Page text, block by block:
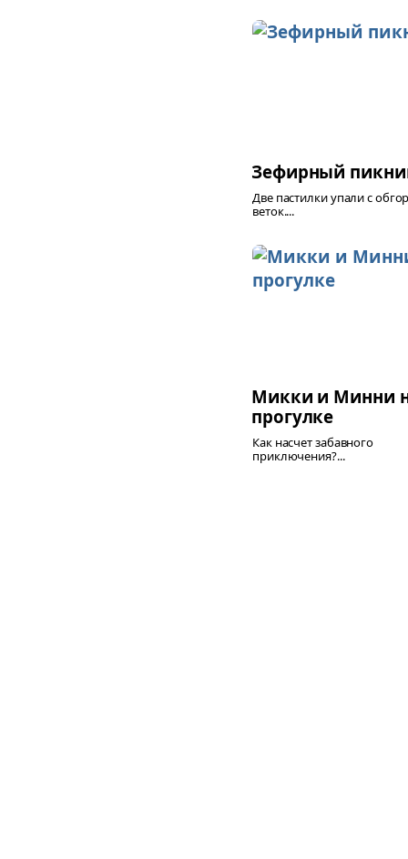
Зефирный
Две пастилки упали с
веток....
Микки и Минни
прогулке
Как насчет забавного
приключения?...